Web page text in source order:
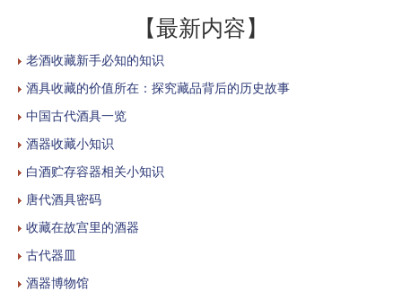
【最新内容】
老酒收藏新手必知的知识
酒具收藏的价值所在：探究藏品背后的历史故事
中国古代酒具一览
酒器收藏小知识
白酒贮存容器相关小知识
唐代酒具密码
收藏在故宫里的酒器
古代器皿
酒器博物馆